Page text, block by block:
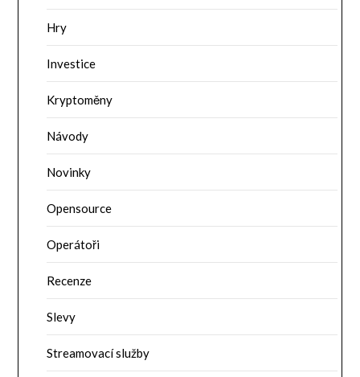
Hry
Investice
Kryptoměny
Návody
Novinky
Opensource
Operátoři
Recenze
Slevy
Streamovací služby